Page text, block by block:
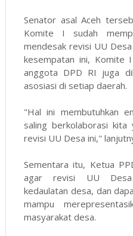
Senator asal Aceh
Komite I sudah
mendesak revisi UU
kesempatan ini, Komite
anggota DPD RI juga
asosiasi di setiap daerah.
"Hal ini membutuhkan
saling berkolaborasi kita
revisi UU Desa ini,"
Sementara itu, Ketua
agar revisi UU Desa
kedaulatan desa, dan
mampu
masyarakat desa.